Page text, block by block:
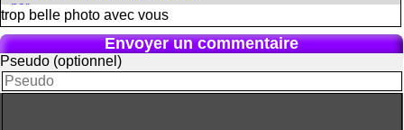
trop belle photo avec vous
Envoyer un commentaire
Pseudo (optionnel)